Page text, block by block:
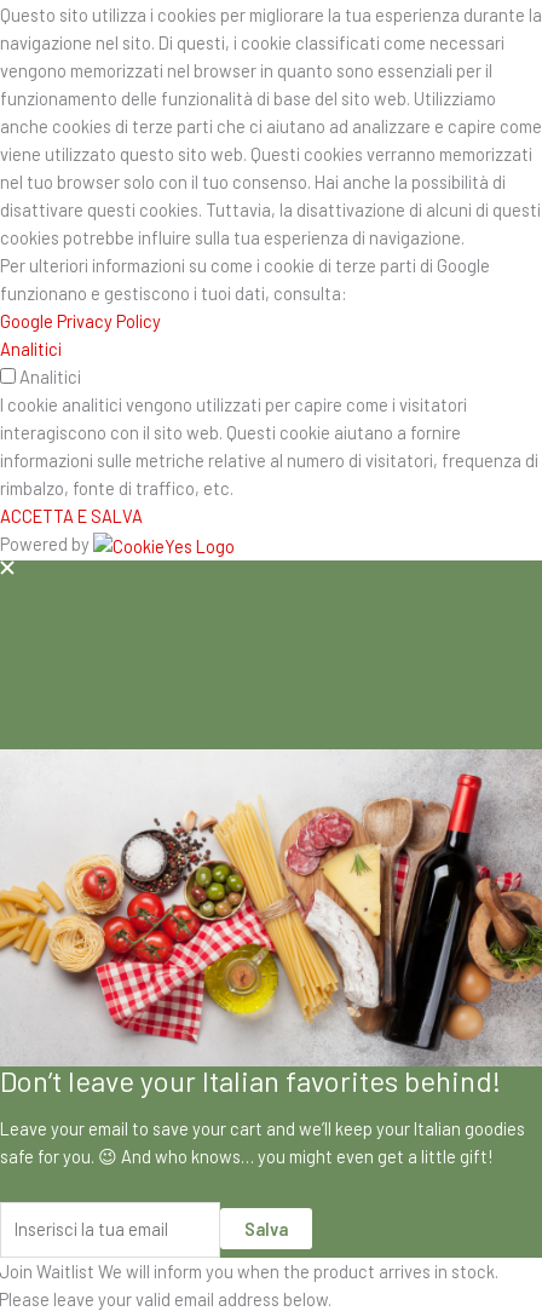
Questo sito utilizza i cookies per migliorare la tua esperienza durante la
navigazione nel sito. Di questi, i cookie classificati come necessari
vengono memorizzati nel browser in quanto sono essenziali per il
funzionamento delle funzionalità di base del sito web. Utilizziamo
anche cookies di terze parti che ci aiutano ad analizzare e capire come
viene utilizzato questo sito web. Questi cookies verranno memorizzati
nel tuo browser solo con il tuo consenso. Hai anche la possibilità di
disattivare questi cookies. Tuttavia, la disattivazione di alcuni di questi
cookies potrebbe influire sulla tua esperienza di navigazione.
Per ulteriori informazioni su come i cookie di terze parti di Google
funzionano e gestiscono i tuoi dati, consulta:
Google Privacy Policy
Analitici
Analitici
I cookie analitici vengono utilizzati per capire come i visitatori
interagiscono con il sito web. Questi cookie aiutano a fornire
informazioni sulle metriche relative al numero di visitatori, frequenza di
rimbalzo, fonte di traffico, etc.
ACCETTA E SALVA
Powered by
Don’t leave your Italian favorites behind!
Leave your email to save your cart and we’ll keep your Italian goodies
safe for you. 😉 And who knows… you might even get a little gift!
Salva
Join Waitlist We will inform you when the product arrives in stock.
Please leave your valid email address below.